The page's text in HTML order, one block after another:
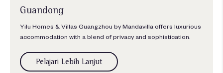
Guandong
Yilu Homes & Villas Guangzhou by Mandavilla offers luxurious
accommodation with a blend of privacy and sophistication.
Pelajari Lebih Lanjut